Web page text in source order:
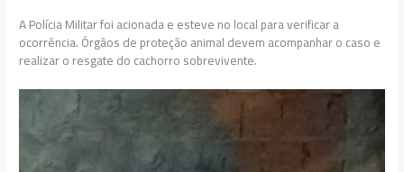
A Polícia Militar foi acionada e esteve no local para verificar a
ocorrência. Órgãos de proteção animal devem acompanhar o caso e
realizar o resgate do cachorro sobrevivente.
Tocador
vídeo